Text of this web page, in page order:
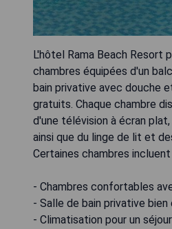
L'hôtel Rama Beach Resort
chambres équipées d'un
bain privative avec douche
gratuits. Chaque chambre
d'une télévision à écran
ainsi que du linge de lit et
Certaines chambres
- Chambres confortables
- Salle de bain privative bien
- Climatisation pour un